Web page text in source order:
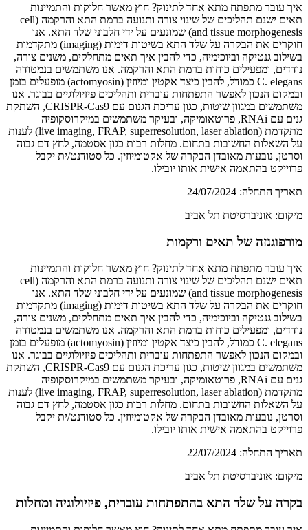
איך עובר מתפתח מתא אחד לתינוק? חוץ מאשר חלוקות והתמיינות
תאים ישנם תהליכים של שינוי צורה ותנועה ברמת התא והרקמה (cell
and tissue morphogenesis) שמונעים על ידי חלבוני שלד התא. אנו
חוקרים את הבקרה על שלד התא בשיטות דימות (imaging) מתקדמות
בשילוב גנטיקה וביוכימיה, כדי להבין איך תאים מתחלקים, משנים צורה,
נודדים, ומפעילים כוחות ברמת התא והרקמה. אנו משתמשים בנמטודה
C. elegans כמודל, להבין כיצד אקטין ומיוזין (actomyosin) מופעלים בזמן
ובמקום הנכון לאפשר התפתחות עוברית ותהליכים פיזיולוגיים בבוגר. אנו
משתמשים במגוון שיטות, כגון עריכת הגנום עם CRISPR-Cas9, השתקת
גנים עם RNAi, פרוטאומיקה, ובעיקר משתמשים במיקרוסקופיה
מתקדמת (live imaging, FRAP, superresolution, laser ablation) לענות
על השאלות החשובות בתחום. מחלות רבות כגון אסטמה, לחץ דם גבוה
וסרטן, נובעות מאובדן הבקרה של אקטומיוזין. כל סטודנט/ית יקבל
פרוייקט בהתאמה אישית אותו יובילו.
תאריך התחלה:
מיקום: אוניברסיטת תל אביב
מורפוגנזה של תאים ורקמות
איך עובר מתפתח מתא אחד לתינוק? חוץ מאשר חלוקות והתמיינות
תאים ישנם תהליכים של שינוי צורה ותנועה ברמת התא והרקמה (cell
and tissue morphogenesis) שמונעים על ידי חלבוני שלד התא. אנו
חוקרים את הבקרה על שלד התא בשיטות דימות (imaging) מתקדמות
בשילוב גנטיקה וביוכימיה, כדי להבין איך תאים מתחלקים, משנים צורה,
נודדים, ומפעילים כוחות ברמת התא והרקמה. אנו משתמשים בנמטודה
C. elegans כמודל, להבין כיצד אקטין ומיוזין (actomyosin) מופעלים בזמן
ובמקום הנכון לאפשר התפתחות עוברית ותהליכים פיזיולוגיים בבוגר. אנו
משתמשים במגוון שיטות, כגון עריכת הגנום עם CRISPR-Cas9, השתקת
גנים עם RNAi, פרוטאומיקה, ובעיקר משתמשים במיקרוסקופיה
מתקדמת (live imaging, FRAP, superresolution, laser ablation) לענות
על השאלות החשובות בתחום. מחלות רבות כגון אסטמה, לחץ דם גבוה
וסרטן, נובעות מאובדן הבקרה של אקטומיוזין. כל סטודנט/ית יקבל
פרוייקט בהתאמה אישית אותו יובילו.
תאריך התחלה:
מיקום: אוניברסיטת תל אביב
בקרה על שלד התא בהתפתחות עוברית, פיזיולוגיה ומחלות